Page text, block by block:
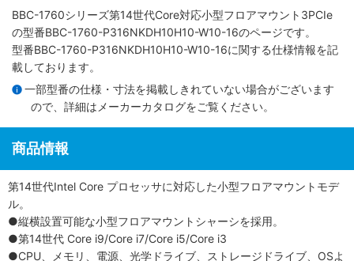
BBC-1760シリーズ第14世代Core対応小型フロアマウント3PCIe
の型番BBC-1760-P316NKDH10H10-W10-16のページです。
型番BBC-1760-P316NKDH10H10-W10-16に関する仕様情報を記
載しております。
一部型番の仕様・寸法を掲載しきれていない場合がございます
ので、詳細は メーカーカタログをご覧ください。
商品情報
第14世代Intel Core プロセッサに対応した小型フロアマウントモデ
ル。
●縦横設置可能な小型フロアマウントシャーシを採用。
●第14世代 Core i9/Core i7/Core i5/Core i3
●CPU、メモリ、電源、光学ドライブ、ストレージドライブ、OSよ